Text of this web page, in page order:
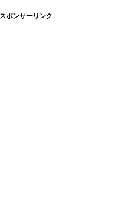
スポンサーリンク